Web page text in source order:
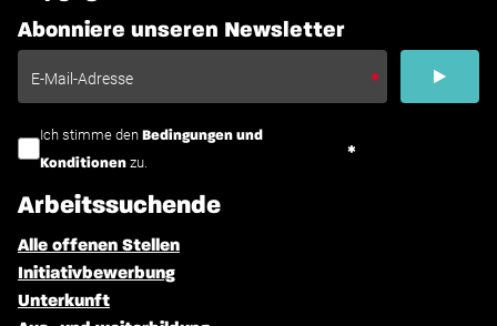
Abonniere unseren Newsletter
Ich stimme den Bedingungen und
Konditionen zu.
Arbeitssuchende
Alle offenen Stellen
Initiativbewerbung
Unterkunft